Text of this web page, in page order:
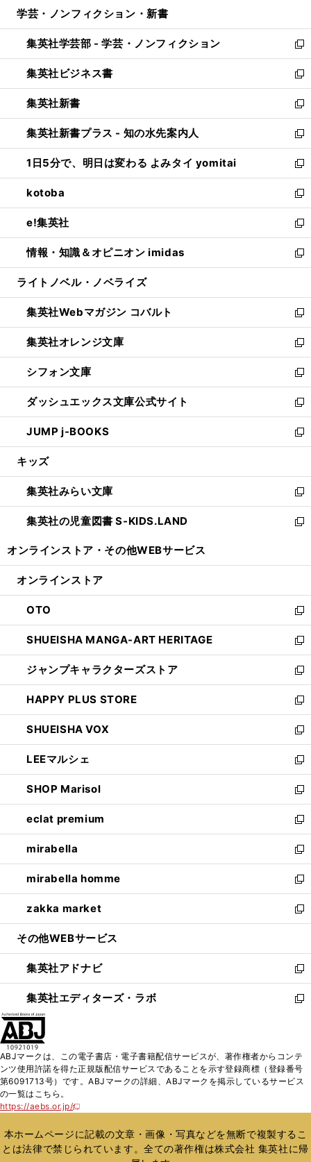
開
く
ウ
で
開
く
ン
ド
ウ
で
開
く
ウ
ィ
ン
ド
ウ
で
開
く
学芸・ノンフィクション・新書
集英社学芸部 - 学芸・ノンフィクション
新
し
い
ウ
ィ
ン
ド
ウ
で
開
く
集英社ビジネス書
新
し
い
ウ
ィ
ン
ド
ウ
で
開
く
集英社新書
新
し
い
ウ
ィ
ン
ド
ウ
で
開
く
集英社新書プラス - 知の水先案内人
新
し
い
ウ
ィ
ン
ド
ウ
で
開
1日5分で、明日は変わる よみタイ yomitai
新
し
い
ウ
ィ
ン
ド
ウ
開
く
kotoba
新
し
い
ウ
ィ
ン
ウ
で
開
く
e!集英社
新
し
い
ウ
ン
ド
ウ
で
開
く
情報・知識＆オピニオン imidas
新
し
ウ
ィ
ン
ド
ウ
で
開
く
ライトノベル・ノベライズ
集英社Webマガジン コバルト
新
し
い
ウ
ィ
ン
ド
ウ
で
開
集英社オレンジ文庫
新
し
い
ウ
ィ
ン
ド
ウ
開
く
シフォン文庫
新
し
い
ウ
ィ
ン
ウ
で
開
く
ダッシュエックス文庫公式サイト
新
し
い
ウ
ン
ド
ウ
で
JUMP j-BOOKS
新
し
ウ
ィ
ン
ド
開
キッズ
集英社みらい文庫
新
し
い
ン
ウ
で
開
く
集英社の児童図書 S-KIDS.LAND
新
ウ
ン
ド
ウ
で
開
く
オンラインストア・ その他WEBサービス
オンラインストア
OTO
新
し
い
ウ
ィ
ン
ド
ウ
で
開
く
SHUEISHA MANGA-ART HERITAGE
新
し
い
ウ
ィ
ン
ド
ウ
で
開
く
ジャンプキャラクターズストア
新
し
い
ウ
ィ
ン
ド
ウ
で
開
く
HAPPY PLUS STORE
新
し
い
ウ
ィ
ン
ド
ウ
で
開
く
SHUEISHA VOX
新
し
い
ウ
ィ
ン
ド
ウ
で
開
く
LEEマルシェ
新
し
い
ウ
ィ
ン
ド
ウ
で
開
く
SHOP Marisol
新
し
い
ウ
ィ
ン
ド
ウ
で
開
eclat premium
新
し
い
ウ
ィ
ン
ド
ウ
開
く
mirabella
新
し
い
ウ
ィ
ン
ウ
で
開
く
mirabella homme
新
し
い
ウ
ン
ド
ウ
で
zakka market
新
し
ウ
ィ
ン
ド
く
その他WEBサービス
集英社アドナビ
新
し
い
ド
ウ
で
集英社エディターズ・ラボ
新
ィ
ン
ド
開
く
ABJマークは、この電子書店・電子書籍配信サービスが、著作権者からコンテ
ンツ使用許諾を得た正規版配信サービスであることを示す登録商標（登録番号
第6091713号）です。ABJマークの詳細、ABJマークを掲示しているサービス
の一覧はこちら。
https://aebs.or.jp/
新
い
ウ
ィ
本ホームページに記載の文章・画像・写真などを無断で複製するこ
とは法律で禁じられています。全ての著作権は株式会社 集英社に帰